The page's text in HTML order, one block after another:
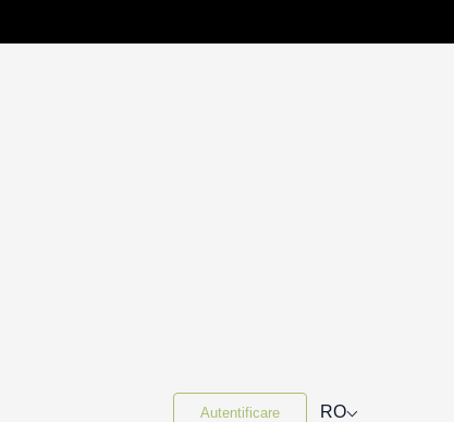
Autentificare RO⌵